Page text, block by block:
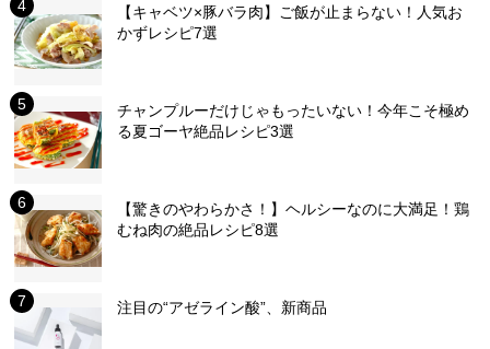
【キャベツ×豚バラ肉】ご飯が止まらない！人気お
かずレシピ7選
チャンプルーだけじゃもったいない！今年こそ極め
る夏ゴーヤ絶品レシピ3選
【驚きのやわらかさ！】ヘルシーなのに大満足！鶏
むね肉の絶品レシピ8選
注目の“アゼライン酸”、新商品